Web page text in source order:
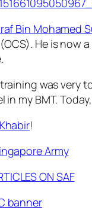
Bin Mohamed
He is now
was very
in my BMT.
Khabir!
Army
ON SAF